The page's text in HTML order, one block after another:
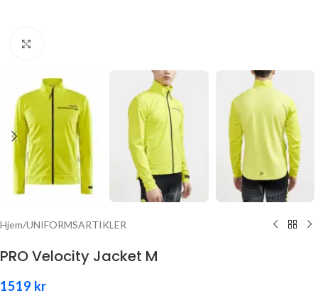
Hjem/UNIFORMSARTIKLER
PRO Velocity Jacket M
1519 kr